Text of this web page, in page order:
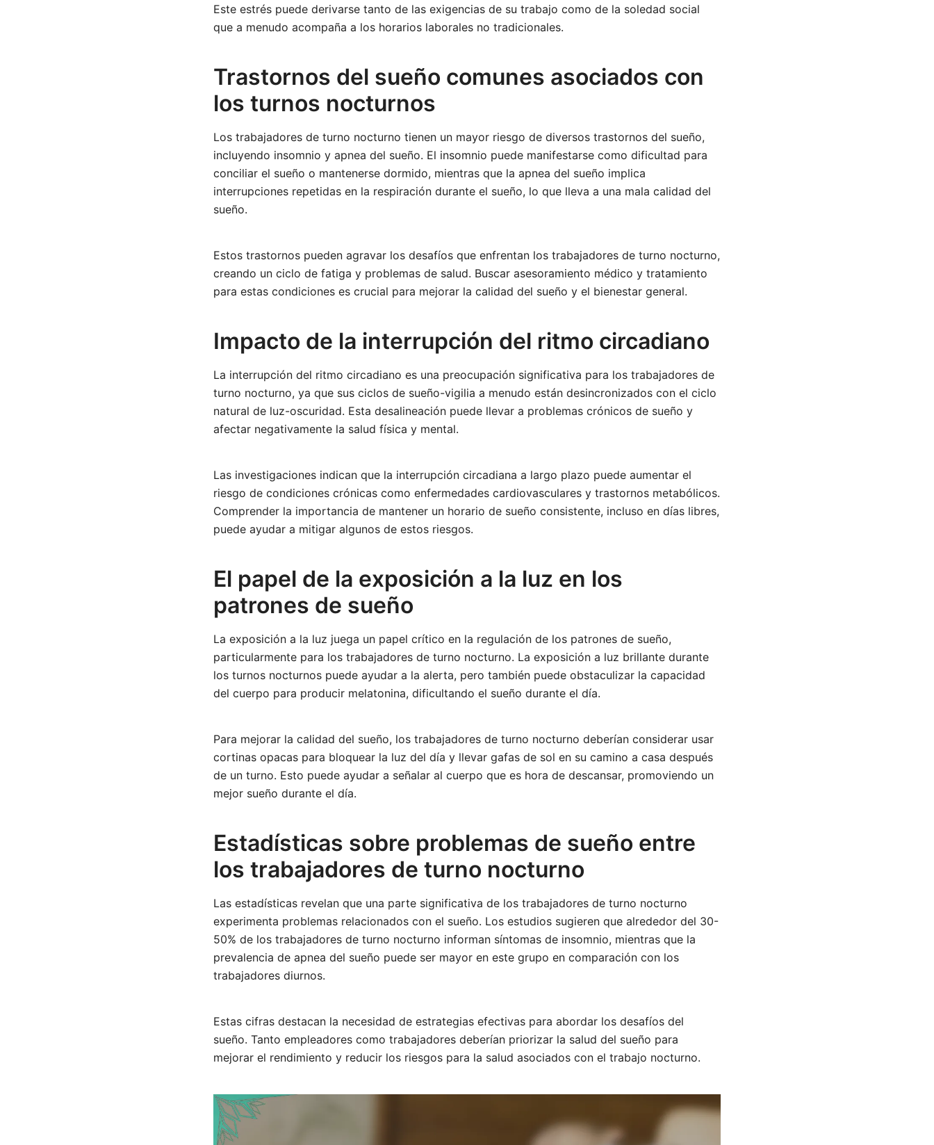
Este estrés puede derivarse tanto de las exigencias de su trabajo como de la soledad social
que a menudo acompaña a los horarios laborales no tradicionales.
Trastornos del sueño comunes asociados con
los turnos nocturnos
Los trabajadores de turno nocturno tienen un mayor riesgo de diversos trastornos del sueño,
incluyendo insomnio y apnea del sueño. El insomnio puede manifestarse como dificultad para
conciliar el sueño o mantenerse dormido, mientras que la apnea del sueño implica
interrupciones repetidas en la respiración durante el sueño, lo que lleva a una mala calidad del
sueño.
Estos trastornos pueden agravar los desafíos que enfrentan los trabajadores de turno nocturno,
creando un ciclo de fatiga y problemas de salud. Buscar asesoramiento médico y tratamiento
para estas condiciones es crucial para mejorar la calidad del sueño y el bienestar general.
Impacto de la interrupción del ritmo circadiano
La interrupción del ritmo circadiano es una preocupación significativa para los trabajadores de
turno nocturno, ya que sus ciclos de sueño-vigilia a menudo están desincronizados con el ciclo
natural de luz-oscuridad. Esta desalineación puede llevar a problemas crónicos de sueño y
afectar negativamente la salud física y mental.
Las investigaciones indican que la interrupción circadiana a largo plazo puede aumentar el
riesgo de condiciones crónicas como enfermedades cardiovasculares y trastornos metabólicos.
Comprender la importancia de mantener un horario de sueño consistente, incluso en días libres,
puede ayudar a mitigar algunos de estos riesgos.
El papel de la exposición a la luz en los
patrones de sueño
La exposición a la luz juega un papel crítico en la regulación de los patrones de sueño,
particularmente para los trabajadores de turno nocturno. La exposición a luz brillante durante
los turnos nocturnos puede ayudar a la alerta, pero también puede obstaculizar la capacidad
del cuerpo para producir melatonina, dificultando el sueño durante el día.
Para mejorar la calidad del sueño, los trabajadores de turno nocturno deberían considerar usar
cortinas opacas para bloquear la luz del día y llevar gafas de sol en su camino a casa después
de un turno. Esto puede ayudar a señalar al cuerpo que es hora de descansar, promoviendo un
mejor sueño durante el día.
Estadísticas sobre problemas de sueño entre
los trabajadores de turno nocturno
Las estadísticas revelan que una parte significativa de los trabajadores de turno nocturno
experimenta problemas relacionados con el sueño. Los estudios sugieren que alrededor del 30-
50% de los trabajadores de turno nocturno informan síntomas de insomnio, mientras que la
prevalencia de apnea del sueño puede ser mayor en este grupo en comparación con los
trabajadores diurnos.
Estas cifras destacan la necesidad de estrategias efectivas para abordar los desafíos del
sueño. Tanto empleadores como trabajadores deberían priorizar la salud del sueño para
mejorar el rendimiento y reducir los riesgos para la salud asociados con el trabajo nocturno.